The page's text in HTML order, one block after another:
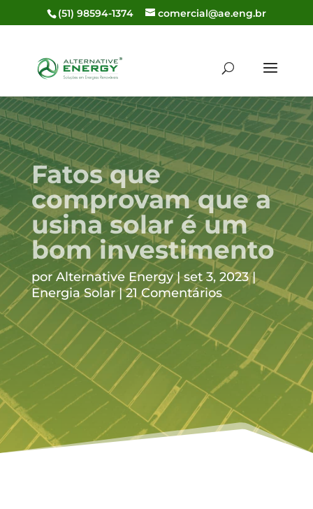
(51) 98594-1374 comercial@ae.eng.br
Fatos que
comprovam que a
usina solar é um
bom investimento
porAlternative Energy
set 3, 2023
Energia Solar
21 Comentários